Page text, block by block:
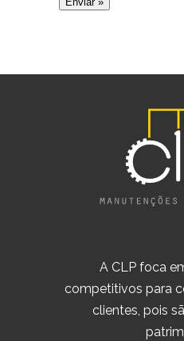
A CLP foca
competitivos para
clientes, pois